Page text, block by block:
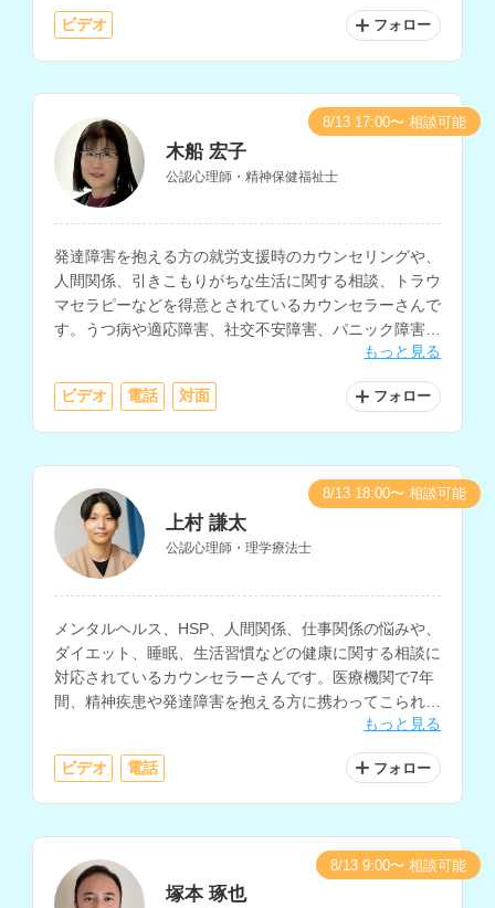
ビデオ フォロー
木船 宏子
公認心理師・精神保健福祉士
発達障害を抱える方の就労支援時のカウンセリングや、
人間関係、引きこもりがちな生活に関する相談、トラウ
マセラピーなどを得意とされているカウンセラーさんで
す。うつ病や適応障害、社交不安障害、パニック障害、
PTSD、生きづらさなどを抱える方の相談にも対応され
もっと見る
ビデオ 電話 対面 フォロー
8/13 17:00〜 相談可能
上村 謙太
公認心理師・理学療法士
メンタルヘルス、HSP、人間関係、仕事関係の悩みや、
ダイエット、睡眠、生活習慣などの健康に関する相談に
対応されているカウンセラーさんです。医療機関で7年
間、精神疾患や発達障害を抱える方に携わってこられた
もっと見る
ビデオ 電話 フォロー
8/13 18:00〜 相談可能
塚本 琢也
8/13 9:00〜 相談可能